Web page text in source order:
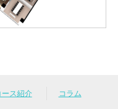
ース紹介 コラム